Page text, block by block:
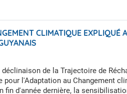
CLIMATIQUE EXPLIQUÉ
déclinaison de la Trajectoire de
pour l'Adaptation au Changement
fin d'année dernière, la
Du nouveau pour le